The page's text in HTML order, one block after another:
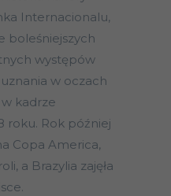
Internacionalu,
boleśniejszych
występów
w oczach
w kadrze
roku. Rok później
Copa America,
a Brazylia zajęła